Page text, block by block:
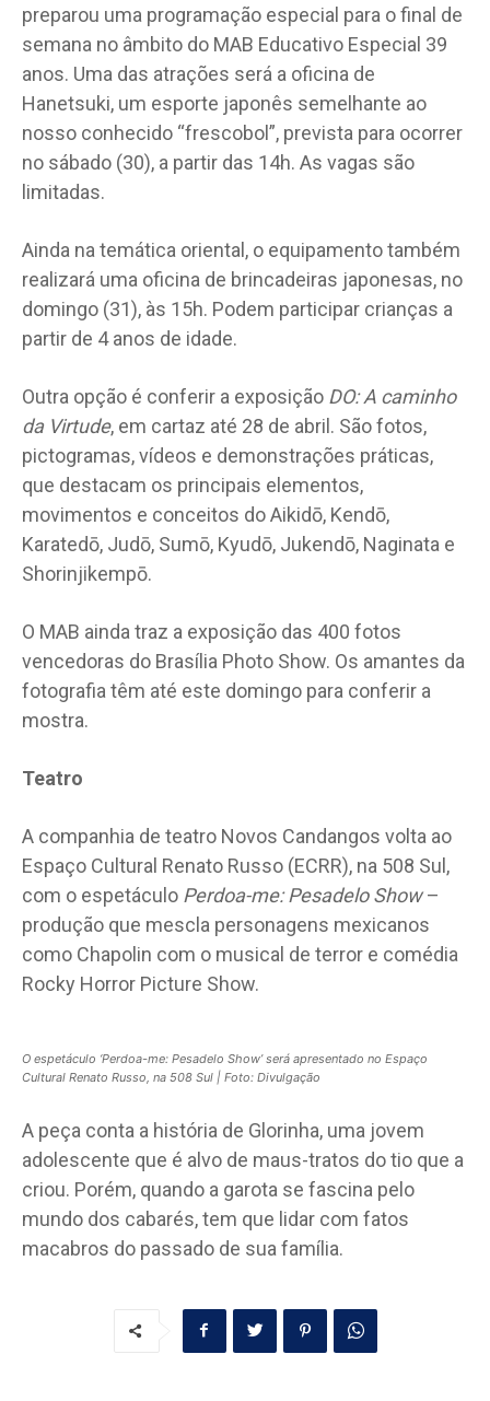
preparou uma programação especial para o final de
semana no âmbito do MAB Educativo Especial 39
anos. Uma das atrações será a oficina de
Hanetsuki, um esporte japonês semelhante ao
nosso conhecido “frescobol”, prevista para ocorrer
no sábado (30), a partir das 14h. As vagas são
limitadas.
Ainda na temática oriental, o equipamento também
realizará uma oficina de brincadeiras japonesas, no
domingo (31), às 15h. Podem participar crianças a
partir de 4 anos de idade.
Outra opção é conferir a exposição DO: A caminho
da Virtude, em cartaz até 28 de abril. São fotos,
pictogramas, vídeos e demonstrações práticas,
que destacam os principais elementos,
movimentos e conceitos do Aikidō, Kendō,
Karatedō, Judō, Sumō, Kyudō, Jukendō, Naginata e
Shorinjikempō.
O MAB ainda traz a exposição das 400 fotos
vencedoras do Brasília Photo Show. Os amantes da
fotografia têm até este domingo para conferir a
mostra.
Teatro
A companhia de teatro Novos Candangos volta ao
Espaço Cultural Renato Russo (ECRR), na 508 Sul,
com o espetáculo Perdoa-me: Pesadelo Show–
produção que mescla personagens mexicanos
como Chapolin com o musical de terror e comédia
Rocky Horror Picture Show.
O espetáculo ‘Perdoa-me: Pesadelo Show’ será apresentado no Espaço
Cultural Renato Russo, na 508 Sul | Foto: Divulgação
A peça conta a história de Glorinha, uma jovem
adolescente que é alvo de maus-tratos do tio que a
criou. Porém, quando a garota se fascina pelo
mundo dos cabarés, tem que lidar com fatos
macabros do passado de sua família.